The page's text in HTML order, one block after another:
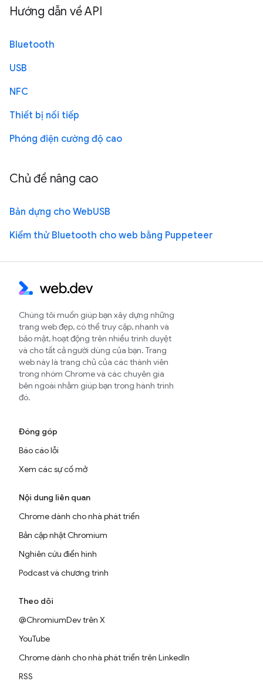
Hướng dẫn về API
Bluetooth
USB
NFC
Thiết bị nối tiếp
Phóng điện cường độ cao
Chủ đề nâng cao
Bản dựng cho WebUSB
Kiểm thử Bluetooth cho web bằng Puppeteer
Chúng tôi muốn giúp bạn xây dựng những
trang web đẹp, có thể truy cập, nhanh và
bảo mật, hoạt động trên nhiều trình duyệt
và cho tất cả người dùng của bạn. Trang
web này là trang chủ của các thành viên
trong nhóm Chrome và các chuyên gia
bên ngoài nhằm giúp bạn trong hành trình
đó.
Đóng góp
Báo cáo lỗi
Xem các sự cố mở
Nội dung liên quan
Chrome dành cho nhà phát triển
Bản cập nhật Chromium
Nghiên cứu điển hình
Podcast và chương trình
Theo dõi
@ChromiumDev trên X
YouTube
Chrome dành cho nhà phát triển trên LinkedIn
RSS